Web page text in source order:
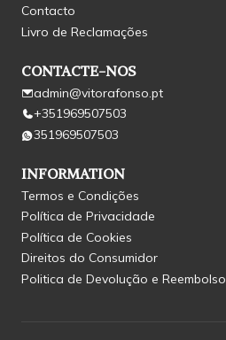
Contacto
Livro de Reclamações
CONTACTE-NOS
admin@vitorafonso.pt
+351969507503
351969507503
INFORMATION
Termos e Condições
Política de Privacidade
Política de Cookies
Direitos do Consumidor
Politica de Devolução e Reembolso